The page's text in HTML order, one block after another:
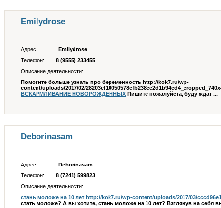
Emilydrose
Адрес:
Emilydrose
Телефон:
8 (9555) 233455
Описание деятельности:
Помогите больше узнать про беременность http://kok7.ru/wp-
content/uploads/2017/02/
ВСКАРМЛИВАНИЕ НОВОРОЖДЕННЫХ Пишите пожалуйста, буду ждат ...
Deborinasam
Адрес:
Deborinasam
Телефон:
8 (7241) 599823
Описание деятельности:
стань моложе на 10 лет http://kok7.ru/wp-content/uploads/2017/03/
стать моложе? А вы хотите, стань моложе на 10 лет? Взглянув на себя